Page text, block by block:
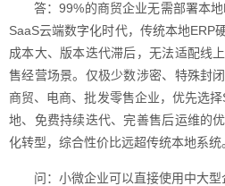
答：99%的商贸企业无需部署本
SaaS云端数字化时代，传统本地ERP
成本大、版本迭代滞后，无法适配线
售经营场景。仅极少数涉密、特殊封
商贸、电商、批发零售企业，优先选
地、免费持续迭代、完善售后运维的
化转型，综合性价比远超传统本地系统
问：小微企业可以直接使用中大型